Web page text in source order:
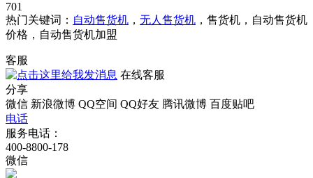
701
热门关键词： 自动售货机 ， 无人售货机 ，售货机，自动售货机
价格，自动售货机加盟
客服
在线客服
分享
微信 新浪微博 QQ空间 QQ好友 腾讯微博 百度贴吧
电话
服务电话：
400-8800-178
微信